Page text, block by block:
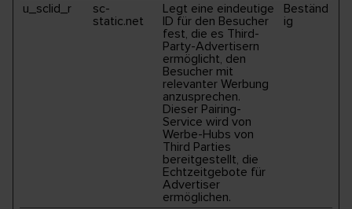
u_sclid_r
sc-
static.net
Legt eine eindeutige
ID für den Besucher
fest, die es Third-
Party-Advertisern
ermöglicht, den
Besucher mit
relevanter Werbung
anzusprechen.
Dieser Pairing-
Service wird von
Werbe-Hubs von
Third Parties
bereitgestellt, die
Echtzeitgebote für
Advertiser
ermöglichen.
Beständ
ig